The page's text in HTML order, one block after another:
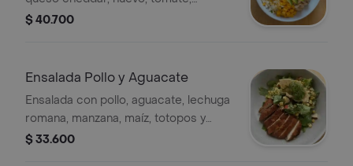
remolacha, aguacate y vinagreta
$ 40.700
Ensalada Pollo y Aguacate
Ensalada con pollo, aguacate, lechuga
romana, manzana, maíz, totopos y
queso feta, acompañada de vinagreta
$ 33.600